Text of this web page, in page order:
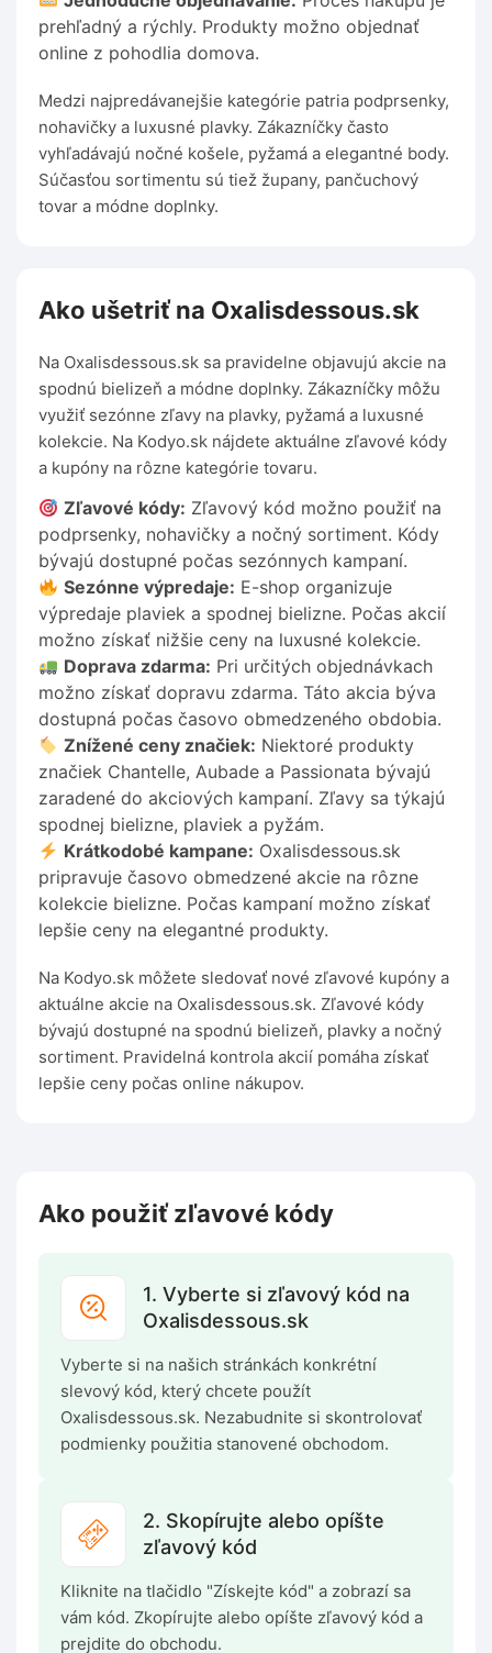
prehľadný a rýchly. Produkty možno objednať
online z pohodlia domova.
Medzi najpredávanejšie kategórie patria podprsenky,
nohavičky a luxusné plavky. Zákazníčky často
vyhľadávajú nočné košele, pyžamá a elegantné body.
Súčasťou sortimentu sú tiež župany, pančuchový
tovar a módne doplnky.
Ako ušetriť na Oxalisdessous.sk
Na Oxalisdessous.sk sa pravidelne objavujú akcie na
spodnú bielizeň a módne doplnky. Zákazníčky môžu
využiť sezónne zľavy na plavky, pyžamá a luxusné
kolekcie. Na Kodyo.sk nájdete aktuálne zľavové kódy
a kupóny na rôzne kategórie tovaru.
Zľavové kódy: Zľavový kód možno použiť na
podprsenky, nohavičky a nočný sortiment. Kódy
bývajú dostupné počas sezónnych kampaní.
Sezónne výpredaje: E-shop organizuje
výpredaje plaviek a spodnej bielizne. Počas akcií
možno získať nižšie ceny na luxusné kolekcie.
Doprava zdarma: Pri určitých objednávkach
možno získať dopravu zdarma. Táto akcia býva
dostupná počas časovo obmedzeného obdobia.
Znížené ceny značiek: Niektoré produkty
značiek Chantelle, Aubade a Passionata bývajú
zaradené do akciových kampaní. Zľavy sa týkajú
spodnej bielizne, plaviek a pyžám.
Krátkodobé kampane: Oxalisdessous.sk
pripravuje časovo obmedzené akcie na rôzne
kolekcie bielizne. Počas kampaní možno získať
lepšie ceny na elegantné produkty.
Na Kodyo.sk môžete sledovať nové zľavové kupóny a
aktuálne akcie na Oxalisdessous.sk. Zľavové kódy
bývajú dostupné na spodnú bielizeň, plavky a nočný
sortiment. Pravidelná kontrola akcií pomáha získať
lepšie ceny počas online nákupov.
Ako použiť zľavové kódy
1. Vyberte si zľavový kód na
Oxalisdessous.sk
Vyberte si na našich stránkách konkrétní
slevový kód, který chcete použít
Oxalisdessous.sk. Nezabudnite si skontrolovať
podmienky použitia stanovené obchodom.
2. Skopírujte alebo opíšte
zľavový kód
Kliknite na tlačidlo "Získejte kód" a zobrazí sa
vám kód. Zkopírujte alebo opíšte zľavový kód a
prejdite do obchodu.